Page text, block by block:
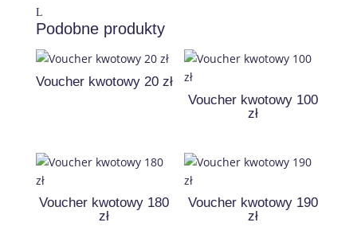
Podobne produkty
Voucher kwotowy 20 zł
Voucher kwotowy 100
zł
Voucher kwotowy 180
zł
Voucher kwotowy 190
zł